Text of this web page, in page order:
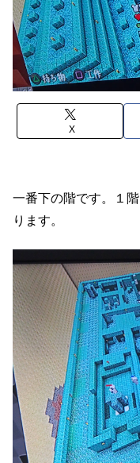
X
一番下の階です。１
ります。